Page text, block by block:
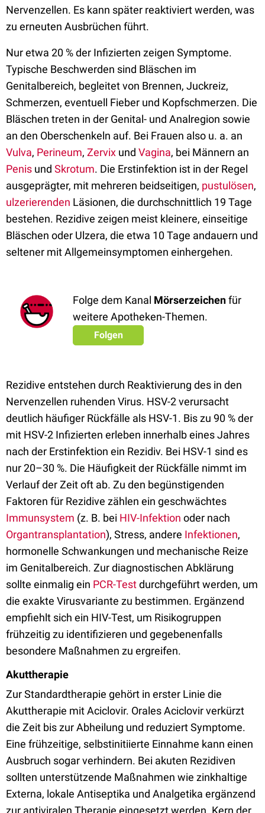
Nervenzellen. Es kann später reaktiviert werden, was
zu erneuten Ausbrüchen führt.
Nur etwa 20 % der Infizierten zeigen Symptome.
Typische Beschwerden sind Bläschen im
Genitalbereich, begleitet von Brennen, Juckreiz,
Schmerzen, eventuell Fieber und Kopfschmerzen. Die
Bläschen treten in der Genital- und Analregion sowie
an den Oberschenkeln auf. Bei Frauen also u. a. an
Vulva, Perineum, Zervix und Vagina, bei Männern an
Penis und Skrotum. Die Erstinfektion ist in der Regel
ausgeprägter, mit mehreren beidseitigen, pustulösen,
ulzerierenden Läsionen, die durchschnittlich 19 Tage
bestehen. Rezidive zeigen meist kleinere, einseitige
Bläschen oder Ulzera, die etwa 10 Tage andauern und
seltener mit Allgemeinsymptomen einhergehen.
Folge dem Kanal Mörserzeichenfür
weitere Apotheken-Themen.
Folgen
Rezidive entstehen durch Reaktivierung des in den
Nervenzellen ruhenden Virus. HSV-2 verursacht
deutlich häufiger Rückfälle als HSV-1. Bis zu 90 % der
mit HSV-2 Infizierten erleben innerhalb eines Jahres
nach der Erstinfektion ein Rezidiv. Bei HSV-1 sind es
nur 20–30 %. Die Häufigkeit der Rückfälle nimmt im
Verlauf der Zeit oft ab. Zu den begünstigenden
Faktoren für Rezidive zählen ein geschwächtes
Immunsystem (z. B. bei HIV-Infektion oder nach
Organtransplantation), Stress, andere Infektionen,
hormonelle Schwankungen und mechanische Reize
im Genitalbereich. Zur diagnostischen Abklärung
sollte einmalig ein PCR-Testdurchgeführt werden, um
die exakte Virusvariante zu bestimmen. Ergänzend
empfiehlt sich ein HIV-Test, um Risikogruppen
frühzeitig zu identifizieren und gegebenenfalls
besondere Maßnahmen zu ergreifen.
Akuttherapie
Zur Standardtherapie gehört in erster Linie die
Akuttherapie mit Aciclovir. Orales Aciclovir verkürzt
die Zeit bis zur Abheilung und reduziert Symptome.
Eine frühzeitige, selbstinitiierte Einnahme kann einen
Ausbruch sogar verhindern. Bei akuten Rezidiven
sollten unterstützende Maßnahmen wie zinkhaltige
Externa, lokale Antiseptika und Analgetika ergänzend
zur antiviralen Therapie eingesetzt werden. Kern der